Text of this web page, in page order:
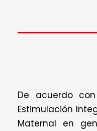
De acuerdo
Estimulación
Maternal en